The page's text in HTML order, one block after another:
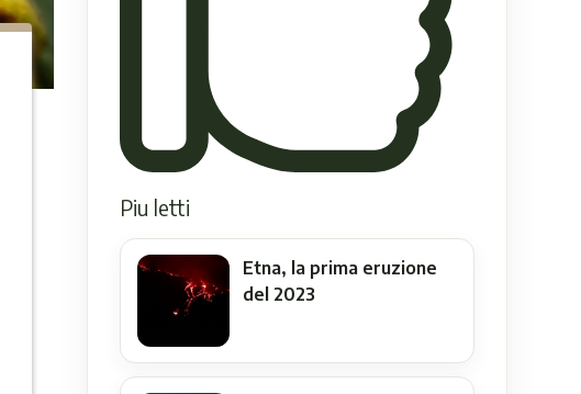
Piu letti
Etna, la prima eruzione
del 2023